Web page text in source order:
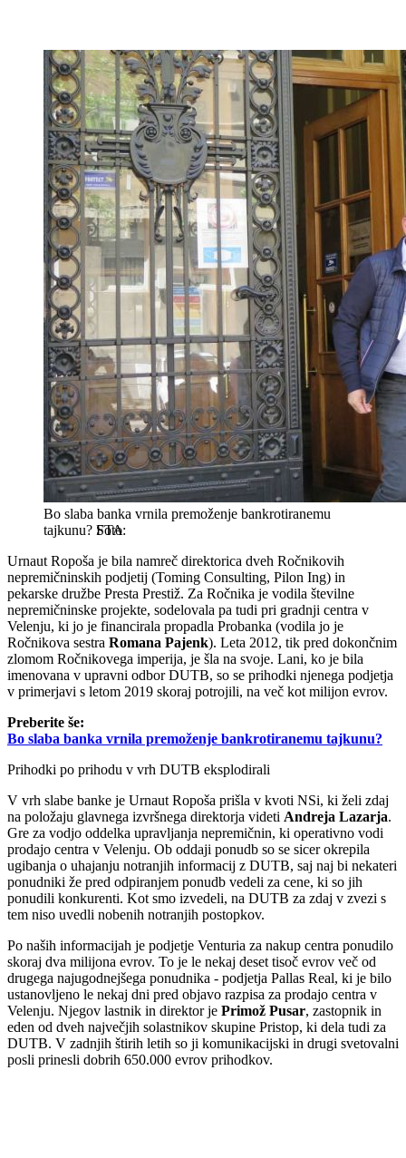
Bo slaba banka vrnila premoženje bankrotiranemu
tajkunu? STA
Urnaut Ropoša je bila namreč direktorica dveh Ročnikovih
nepremičninskih podjetij (Toming Consulting, Pilon Ing) in
pekarske družbe Presta Prestiž. Za Ročnika je vodila številne
nepremičninske projekte, sodelovala pa tudi pri gradnji centra v
Velenju, ki jo je financirala propadla Probanka (vodila jo je
Ročnikova sestra Romana Pajenk). Leta 2012, tik pred dokončnim
zlomom Ročnikovega imperija, je šla na svoje. Lani, ko je bila
imenovana v upravni odbor DUTB, so se prihodki njenega podjetja
v primerjavi s letom 2019 skoraj potrojili, na več kot milijon evrov.
Preberite še:
Bo slaba banka vrnila premoženje bankrotiranemu tajkunu?
Prihodki po prihodu v vrh DUTB eksplodirali
V vrh slabe banke je Urnaut Ropoša prišla v kvoti NSi, ki želi zdaj
na položaju glavnega izvršnega direktorja videti Andreja Lazarja.
Gre za vodjo oddelka upravljanja nepremičnin, ki operativno vodi
prodajo centra v Velenju. Ob oddaji ponudb so se sicer okrepila
ugibanja o uhajanju notranjih informacij z DUTB, saj naj bi nekateri
ponudniki že pred odpiranjem ponudb vedeli za cene, ki so jih
ponudili konkurenti. Kot smo izvedeli, na DUTB za zdaj v zvezi s
tem niso uvedli nobenih notranjih postopkov.
Po naših informacijah je podjetje Venturia za nakup centra ponudilo
skoraj dva milijona evrov. To je le nekaj deset tisoč evrov več od
drugega najugodnejšega ponudnika - podjetja Pallas Real, ki je bilo
ustanovljeno le nekaj dni pred objavo razpisa za prodajo centra v
Velenju. Njegov lastnik in direktor je Primož Pusar, zastopnik in
eden od dveh največjih solastnikov skupine Pristop, ki dela tudi za
DUTB. V zadnjih štirih letih so ji komunikacijski in drugi svetovalni
posli prinesli dobrih 650.000 evrov prihodkov.